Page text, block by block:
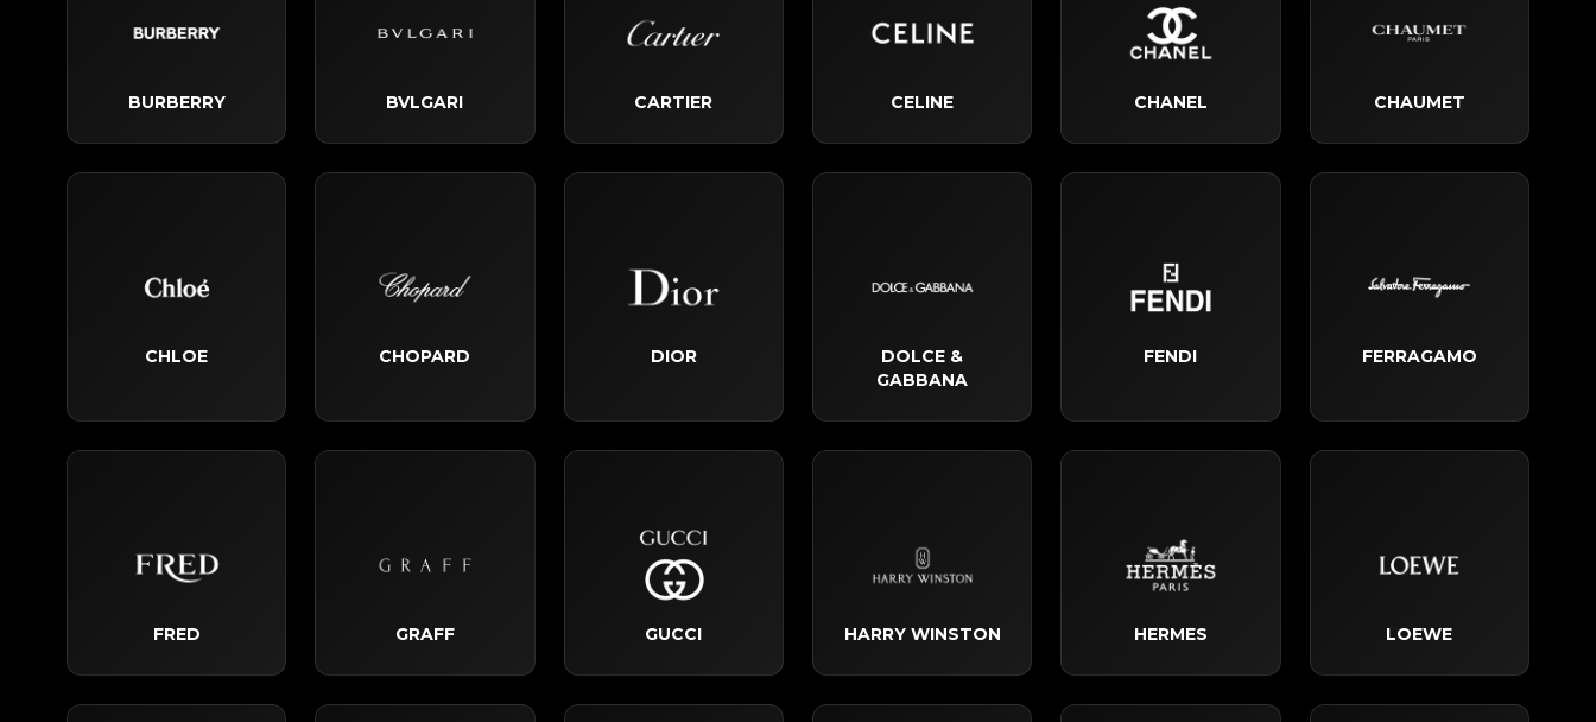
BURBERRY BVLGARI CARTIER CELINE CHANEL CHAUMET
CHLOE CHOPARD DIOR
DOLCE &
GABBANA
FENDI FERRAGAMO
FRED GRAFF GUCCI HARRY WINSTON HERMES LOEWE